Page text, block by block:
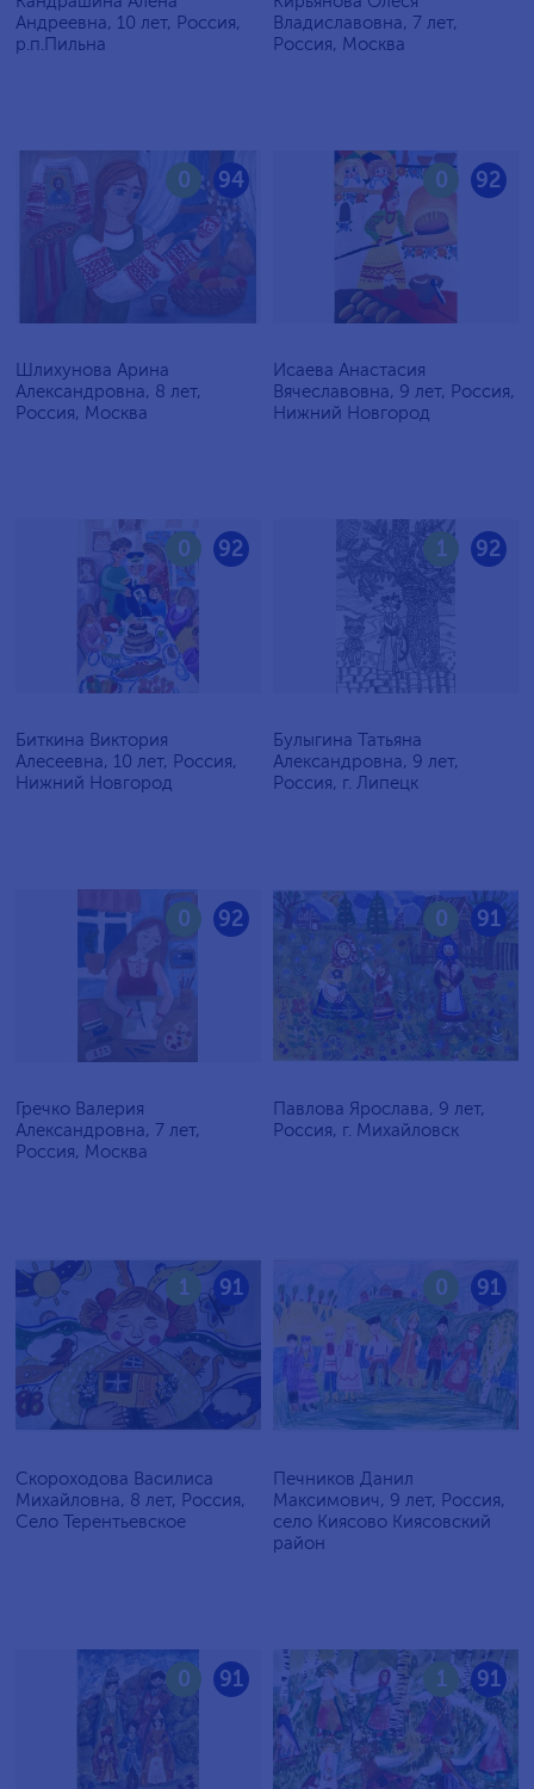
Андреевна, 10 лет, Россия,
р.п.Пильна
Владиславовна, 7 лет,
Россия, Москва
94
0
Шлихунова Арина
Александровна, 8 лет,
Россия, Москва
92
0
Исаева Анастасия
Вячеславовна, 9 лет, Россия,
Нижний Новгород
92
0
Биткина Виктория
Алесеевна, 10 лет, Россия,
Нижний Новгород
92
1
Булыгина Татьяна
Александровна, 9 лет,
Россия, г. Липецк
92
0
Гречко Валерия
Александровна, 7 лет,
Россия, Москва
91
0
Павлова Ярослава, 9 лет,
Россия, г. Михайловск
91
1
Скороходова Василиса
Михайловна, 8 лет, Россия,
Село Терентьевское
91
0
Печников Данил
Максимович, 9 лет, Россия,
село Киясово Киясовский
район
91
0 91
1